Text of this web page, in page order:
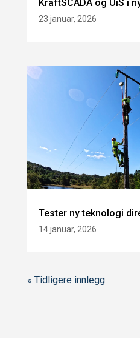
KraftSCADA og UiS i
23 januar, 2026
Tester ny teknologi
14 januar, 2026
« Tidligere innlegg